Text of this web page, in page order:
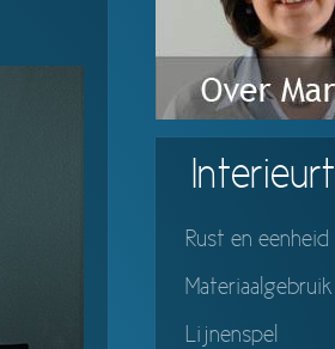
Rust en eenheid
Materiaalgebruik
Lijnenspel